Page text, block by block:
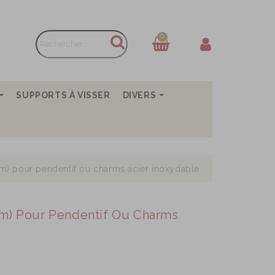
0
SUPPORTS À VISSER DIVERS
pour pendentif ou charms acier inoxydable
Pour Pendentif Ou Charms